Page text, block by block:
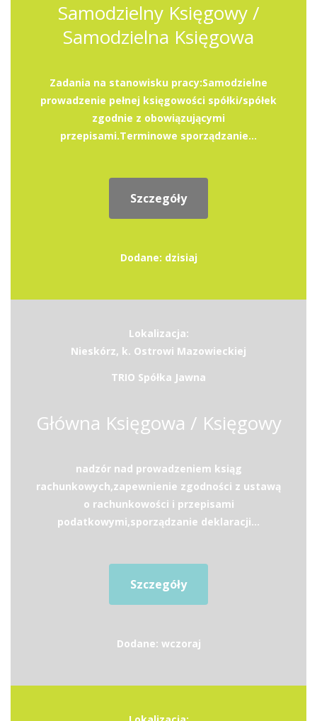
Samodzielny Księgowy /
Samodzielna Księgowa
Zadania na stanowisku pracy:Samodzielne
prowadzenie pełnej księgowości spółki/spółek
zgodnie z obowiązującymi
przepisami.Terminowe sporządzanie...
Szczegóły
Dodane: dzisiaj
Lokalizacja:
Nieskórz, k. Ostrowi Mazowieckiej
TRIO Spółka Jawna
Główna Księgowa / Księgowy
nadzór nad prowadzeniem ksiąg
rachunkowych,zapewnienie zgodności z ustawą
o rachunkowości i przepisami
podatkowymi,sporządzanie deklaracji...
Szczegóły
Dodane: wczoraj